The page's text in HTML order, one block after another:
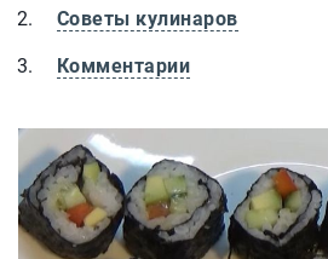
Советы кулинаров
Комментарии
Роллы с авокадо